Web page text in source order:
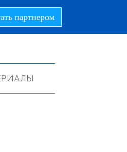
партнером